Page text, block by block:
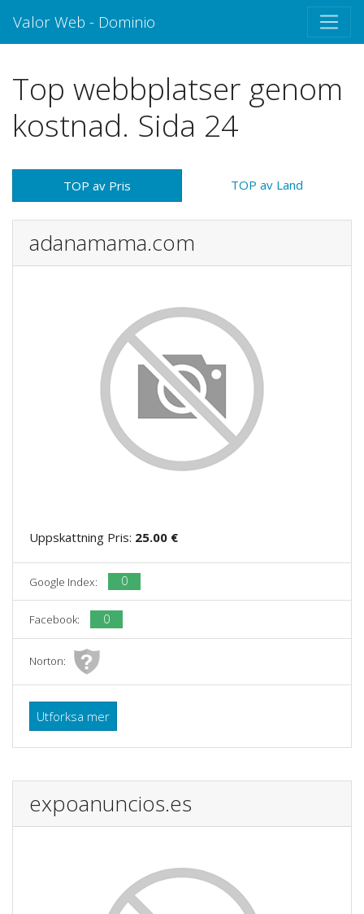
Valor Web - Dominio
Top webbplatser genom
kostnad. Sida 24
TOP av Pris TOP av Land
adanamama.com
Uppskattning Pris: 25.00 €
Google Index: 0
Facebook: 0
Norton:
Utforksa mer
expoanuncios.es